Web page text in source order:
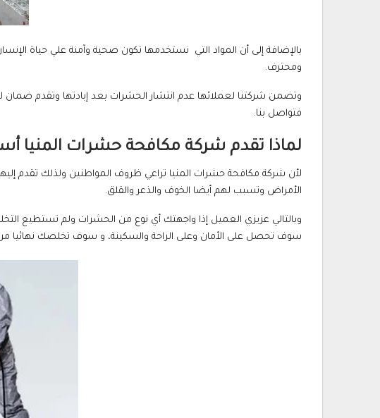
بالإضافة إلى أن المواد التي نستخدمها تكون صحية وآمنة علي حياة
ومحترف.
وتضمن شركتنا لعملائها عدم انتشار الحشرات بعد إبادتها وتقدم ضمان
فتواصل بنا.
لماذا تقدم شركة مكافحة حشرات المنيا
لأن شركة مكافحة حشرات المنيا تراعي ظروف المواطنين ولذلك تقدم
الأمراض وتسبب لهم أيضا الخوف والذعر والقلق.
وبالتالي عزيزي العميل إذا واجهتك أي نوع من الحشرات ولم تستطيع
سوف تحصل على الأمان وعلى الراحة والسكينة، و سوف تخلصك نهائيا من